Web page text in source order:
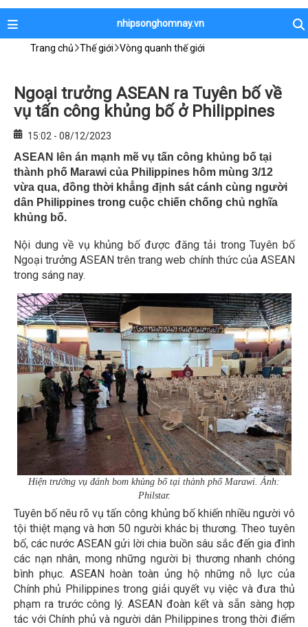
nhipsonghomnay.vn
Trang chủ Thế giới Vòng quanh thế giới
Ngoại trưởng ASEAN ra Tuyên bố về
vụ tấn công khủng bố ở Philippines
15:02 - 08/12/2023
ASEAN lên án mạnh mẽ vụ tấn công khủng bố tại
thành phố Marawi của Philippines hôm mùng 3/12
vừa qua, đồng thời khẳng định sát cánh cùng người
dân Philippines trong cuộc chiến chống chủ nghĩa
khủng bố.
Nội dung về vụ khủng bố được đăng tải trong Tuyên bố
Ngoại trưởng ASEAN trên trang web chính thức của ASEAN
trong sáng nay.
Hiện trường vụ đánh bom khủng bố tại thành phố Marawi. Ảnh:
Philstar.
Tuyên bố nêu rõ vụ tấn công khủng bố khiến nhiều người vô
tội thiệt mạng và hơn 50 người khác bị thương. Theo tuyên
bố, các nước ASEAN gửi lời chia buồn sâu sắc đến gia đình
các nạn nhân, mong những người bị thương nhanh chóng
bình phục. ASEAN hoàn toàn ủng hộ những nỗ lực của
Chính phủ Philippines trong giải quyết vụ việc và đưa thủ
phạm ra trước công lý. ASEAN đoàn kết và sẵn sàng hợp
tác với Chính phủ và người dân Philippines trong thời điểm